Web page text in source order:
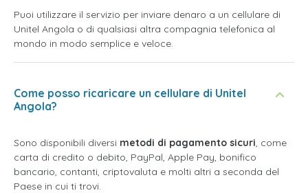
Puoi utilizzare il servizio per inviare denaro a un cellulare di
Unitel Angola o di qualsiasi altra compagnia telefonica al
mondo in modo semplice e veloce.
Come posso ricaricare un cellulare di Unitel
Angola?
Sono disponibili diversi metodi di pagamento sicuri, come
carta di credito o debito, PayPal, Apple Pay, bonifico
bancario, contanti, criptovaluta e molti altri a seconda del
Paese in cui ti trovi.